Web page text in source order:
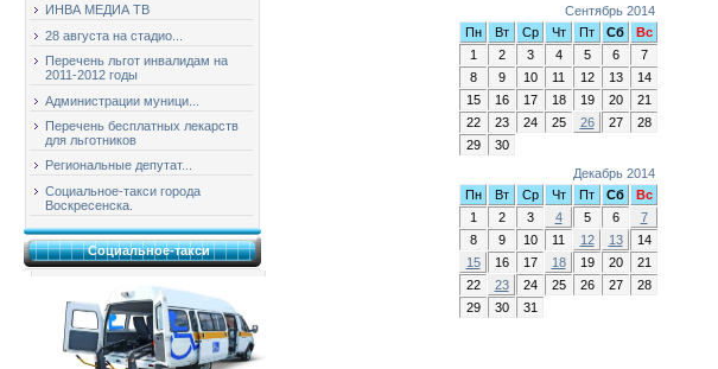
ИНВА МЕДИА ТВ
28 августа на стадио...
Перечень льгот инвалидам на
2011-2012 годы
Администрации муници...
Перечень бесплатных лекарств
для льготников
Региональные депутат...
Социальное-такси города
Воскресенска.
Социальное-такси
Сентябрь 2014
Пн
Вт Ср Чт Пт Сб
Вс
1
2 3 4 5 6
7
8
9 10 11 12 13
14
15
16 17 18 19 20
21
22
23 24 25 26 27
28
29
30
Декабрь 2014
Пн
Вт Ср Чт Пт Сб
Вс
1
2 3 4 5 6
7
8
9 10 11 12 13
14
15
16 17 18 19 20
21
22
23 24 25 26 27
28
29
30 31